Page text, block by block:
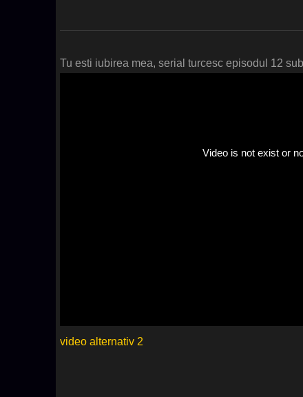
Tu esti iubirea mea, serial turcesc episodul 12
video alternativ 2